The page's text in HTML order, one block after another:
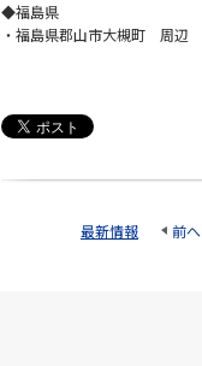
◆福島県
・福島県郡山市大槻町 周辺
最新情報 前へ